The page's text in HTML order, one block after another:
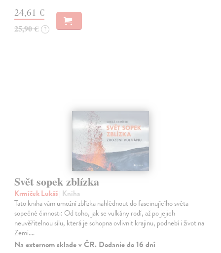
24,61 €
25,90 € ?
Svět sopek zblízka
Krmíček Lukáš| Kniha
Tato kniha vám umožní zblízka nahlédnout do fascinujícího světa
sopečné činnosti: Od toho, jak se vulkány rodí, až po jejich
neuvěřitelnou sílu, která je schopna ovlivnit krajinu, podnebí i život na
Zemi.…
Na externom sklade v ČR. Dodanie do 16 dní